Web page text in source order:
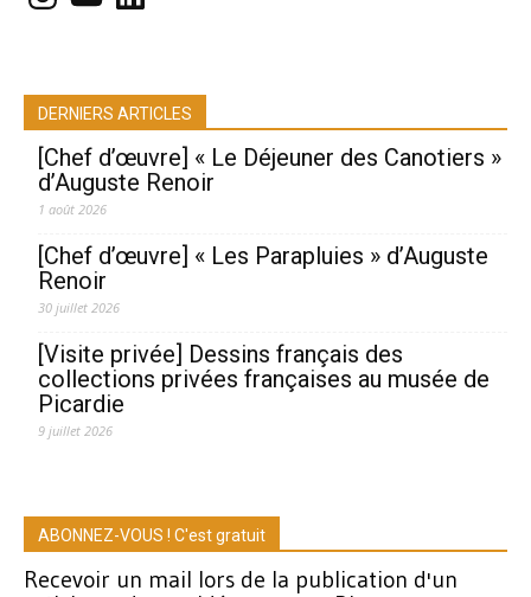
DERNIERS ARTICLES
[Chef d’œuvre] « Le Déjeuner des Canotiers »
d’Auguste Renoir
1 août 2026
[Chef d’œuvre] « Les Parapluies » d’Auguste
Renoir
30 juillet 2026
[Visite privée] Dessins français des
collections privées françaises au musée de
Picardie
9 juillet 2026
ABONNEZ-VOUS ! C'est gratuit
Recevoir un mail lors de la publication d'un